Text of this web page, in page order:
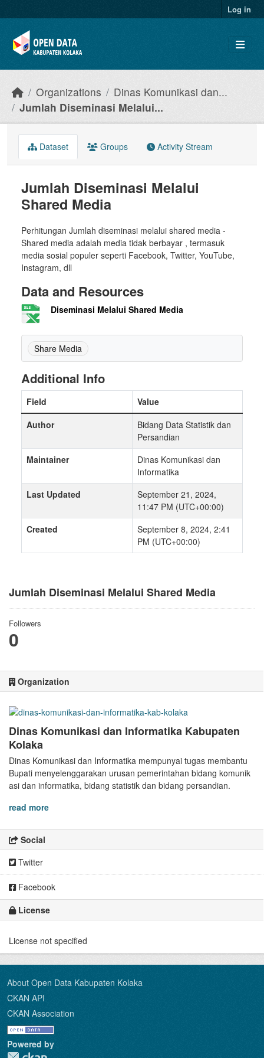
Log in
Organizations
Dinas Komunikasi dan...
Jumlah Diseminasi Melalui...
Jumlah Diseminasi Melalui Shared Media
Followers
0
Organization
Dinas Komunikasi dan Informatika Kabupaten
Kolaka
Dinas Komunikasi dan Informatika mempunyai tugas membantu
Bupati menyelenggarakan urusan pemerintahan bidang komunik
asi dan informatika, bidang statistik dan bidang persandian.
read more
Social
Twitter
Facebook
License
License not specified
Dataset Groups Activity Stream
Jumlah Diseminasi Melalui
Shared Media
Perhitungan Jumlah diseminasi melalui shared media -
Shared media adalah media tidak berbayar , termasuk
media sosial populer seperti Facebook, Twitter, YouTube,
Instagram, dll
Data and Resources
Diseminasi Melalui Shared Media
Share Media
Additional Info
Field
Value
Author
Bidang Data Statistik dan
Persandian
Maintainer
Dinas Komunikasi dan
Informatika
Last Updated
September 21, 2024,
11:47 PM (UTC+00:00)
Created
September 8, 2024, 2:41
PM (UTC+00:00)
About Open Data Kabupaten Kolaka
CKAN API
CKAN Association
Powered by